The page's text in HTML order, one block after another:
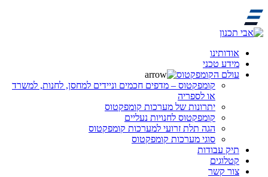
אודותינו
מידע טכני
עולם הקומפקטוס
קומפקטוס – מדפים חכמים וניידים למחסן, לחנות, למשרד
או לספריה
יתרונות של מערכות קומפקטוס
קומפקטוס לחנויות נעליים
הגה תלת זרועי למערכות קומפקטוס
סוגי מערכות קומפקטוס
תיק עבודות
קטלוגים
צור קשר